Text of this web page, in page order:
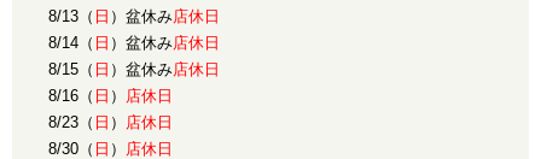
8/13（ 日 ）盆休み店休日
8/14（ 日 ）盆休み店休日
8/15（ 日 ）盆休み店休日
8/16（ 日 ）
店休日
8/23（ 日 ）
店休日
8/30（ 日 ） 店休日